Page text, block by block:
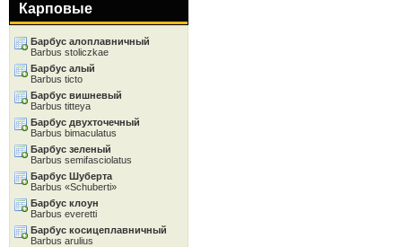
Карповые
Барбус алоплавничный
Barbus stoliczkae
Барбус алый
Barbus ticto
Барбус вишневый
Barbus titteya
Барбус двухточечный
Barbus bimaculatus
Барбус зеленый
Barbus semifasciolatus
Барбус Шуберта
Barbus «Schuberti»
Барбус клоун
Barbus everetti
Барбус косицеплавничный
Barbus arulius